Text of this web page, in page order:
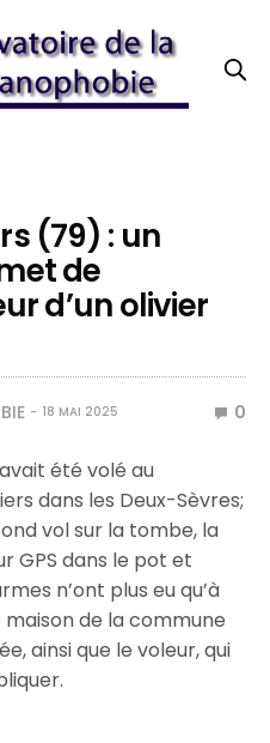
(79) : un
de
d’un olivier
18 MAI 2025 0
été volé au
dans les Deux-Sèvres;
vol sur la tombe, la
GPS dans le pot et
n’ont plus eu qu’à
maison de la commune
ainsi que le voleur, qui